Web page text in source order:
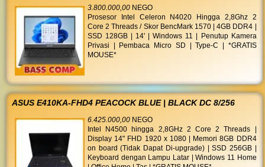
3.800.000,00 NEGO
Prosesor Intel Celeron N4020 Hingga 2,8Ghz 2
Core 2 Threads / Skor BencMark 1570 | 4GB DDR4 |
SSD 128GB | 14' | Windows 11 | Penutup Kamera
Privasi | Pembaca Micro SD | Type-C | *GRATIS
MOUSE*
ASUS E410KA-FHD4 PEACOCK BLUE | BLACK DC 8/256
6.425.000,00 NEGO
Intel N4500 hingga 2,8GHz 2 Core 2 Threads |
Display 14" FHD 1920 x 1080 | Memori 8GB DDR4
on board (Tidak Dapat Di-upgrade) | SSD 256GB |
Keyboard dengan Lampu Latar | Windows 11 Home